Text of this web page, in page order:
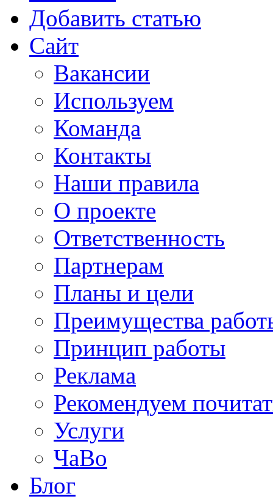
Добавить статью
Сайт
Вакансии
Используем
Команда
Контакты
Наши правила
О проекте
Ответственность
Партнерам
Планы и цели
Преимущества
Принцип работы
Реклама
Рекомендуем
Услуги
ЧаВо
Блог